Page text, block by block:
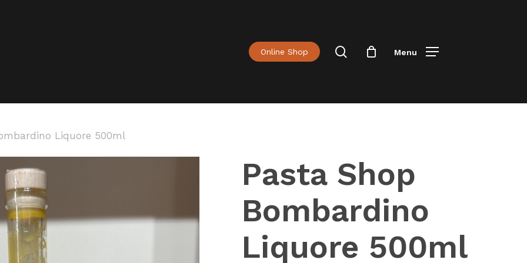
Online Shop Cerca Menu
Liquore 500ml
Pasta Shop
Bombardino
Liquore 500ml